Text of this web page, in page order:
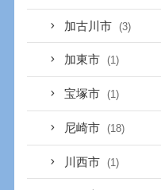
加古川市 (3)
加東市 (1)
宝塚市 (1)
尼崎市 (18)
川西市 (1)